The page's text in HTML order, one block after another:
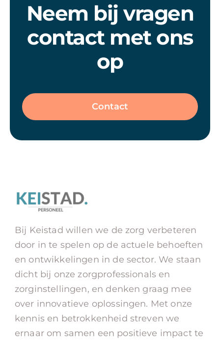
Neem bij vragen
contact met ons
op
Contact
Bij Keistad willen we de zorg verbeteren
door in te spelen op de actuele behoeften
en ontwikkelingen in de sector. We staan
dicht bij onze zorgprofessionals en
zorginstellingen, en denken graag mee
over innovatieve oplossingen. Met onze
kennis en betrokkenheid streven we
ernaar om samen een positieve impact te